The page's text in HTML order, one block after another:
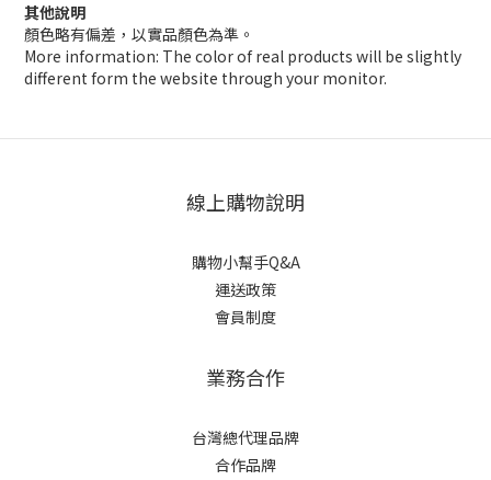
其他說明
顏色略有偏差，以實品顏色為準。
More information: The color of real products will be slightly
different form the website through your monitor.
線上購物說明
購物小幫手Q&A
運送政策
會員制度
業務合作
台灣總代理品牌
合作品牌